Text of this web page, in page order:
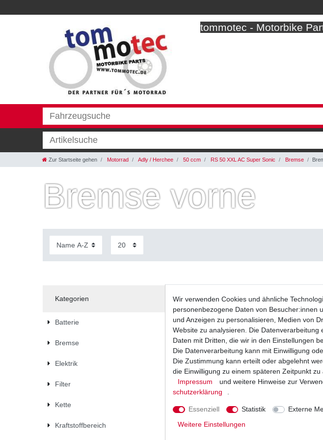
tommotec - Motorbike
Zur Startseite gehen Motorrad Adly / Herchee 50 ccm RS 50 XXL AC Super Sonic Bremse
Bremse vorne
Kategorien
Batterie
Bremse
Elektrik
Filter
Kette
Kraftstoffbereich
Bremsbeläge EBC FA 083 HH FA083HH FA 83 HH
Wir verwenden Cookies und ähnliche
personenbezogene Daten von Besucher:innen
und Anzeigen zu personalisieren, Medien von
Website zu analysieren. Die
Daten mit Dritten, die wir in den Einstellungen
Die Datenverarbeitung kann mit Einwilligung
Die Zustimmung kann erteilt oder abgelehnt
die Einwilligung zu einem späteren Zeitpunkt
Impressum
und weitere Hinweise zur
schutz­erklärung
Essenziell Statistik Externe
Weitere Einstellungen